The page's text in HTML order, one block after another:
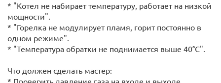
* "Котел не набирает температуру, работает на низкой
мощности".
* "Горелка не модулирует пламя, горит постоянно в
одном режиме".
* "Температура обратки не поднимается выше 40°C".
Что должен сделать мастер:
* Проверить давление газа на входе и выходе